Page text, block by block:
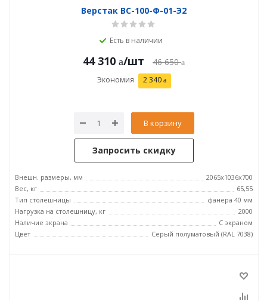
Верстак ВС-100-Ф-01-Э2
Есть в наличии
44 310 /шт 46 650
Экономия 2 340
В корзину
Запросить скидку
Внешн. размеры, мм
2065x1036x700
Вес, кг
65,55
Тип столешницы
фанера 40 мм
Нагрузка на столешницу, кг
2000
Наличие экрана
С экраном
Цвет
Серый полуматовый (RAL 7038)